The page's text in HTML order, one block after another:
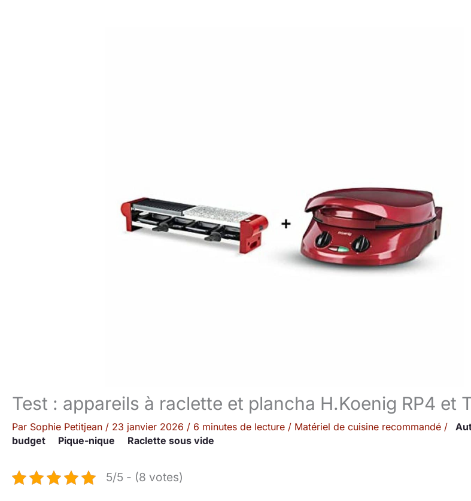
Test : appareils à raclette et plancha H.Koenig RP4 et
Par Sophie Petitjean / 23 janvier 2026 / 6 minutes de lecture / Matériel de cuisine recommandé /
budget
Pique-nique Raclette sous vide
5/5 - (8 votes)